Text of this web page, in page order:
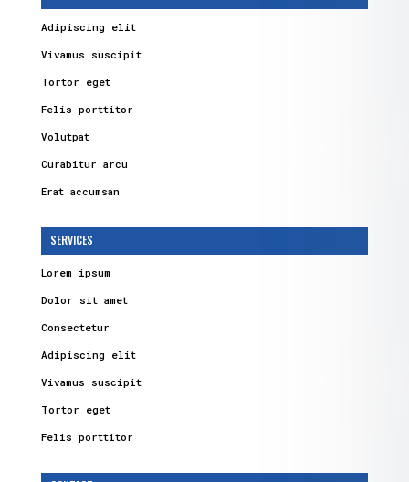
Adipiscing elit
Vivamus suscipit
Tortor eget
Felis porttitor
Volutpat
Curabitur arcu
Erat accumsan
SERVICES
Lorem ipsum
Dolor sit amet
Consectetur
Adipiscing elit
Vivamus suscipit
Tortor eget
Felis porttitor